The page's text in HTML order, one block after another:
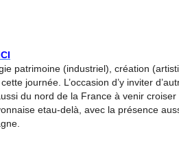
patrimoine (industriel), création
journée. L’occasion d’y inviter
du nord de la France à venir
etau-delà, avec la présence